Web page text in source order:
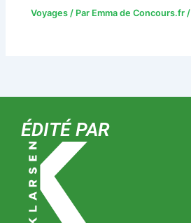
Voyages / Par Emma de Concours.fr/
ÉDITÉ PAR